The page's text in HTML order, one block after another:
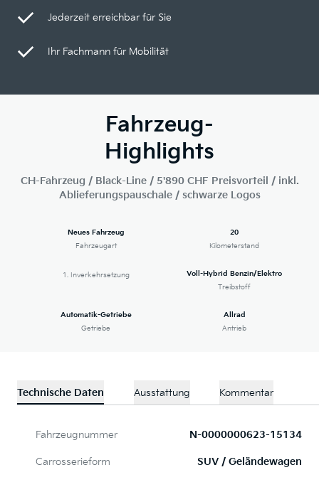
Jederzeit erreichbar für Sie
Ihr Fachmann für Mobilität
Fahrzeug-
Highlights
CH-Fahrzeug / Black-Line / 5'890 CHF Preisvorteil / inkl.
Ablieferungspauschale / schwarze Logos
Neues Fahrzeug
Fahrzeugart
20
Kilometerstand
1. Inverkehrsetzung
Voll-Hybrid Benzin/Elektro
Treibstoff
Automatik-Getriebe
Getriebe
Allrad
Antrieb
Technische Daten Ausstattung Kommentar
Fahrzeugnummer N-0000000623-15134
Carrosserieform SUV / Geländewagen